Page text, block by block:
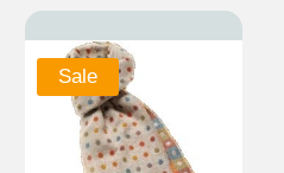
Sale